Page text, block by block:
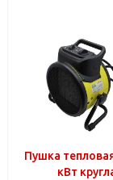
Пушка
кВт